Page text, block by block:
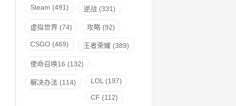
Steam (491) 逆战 (331)
虚拟世界 (74) 攻略 (92)
CSGO (469) 王者荣耀 (389)
使命召唤16 (132)
解决办法 (114) LOL (197)
CF (112)